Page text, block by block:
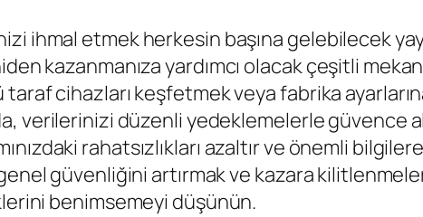
ihmal etmek herkesin başına gelebilecek
kazanmanıza yardımcı olacak çeşitli
cihazları keşfetmek veya fabrika
verilerinizi düzenli yedeklemelerle güvence
rahatsızlıkları azaltır ve önemli
güvenliğini artırmak ve kazara
benimsemeyi düşünün.